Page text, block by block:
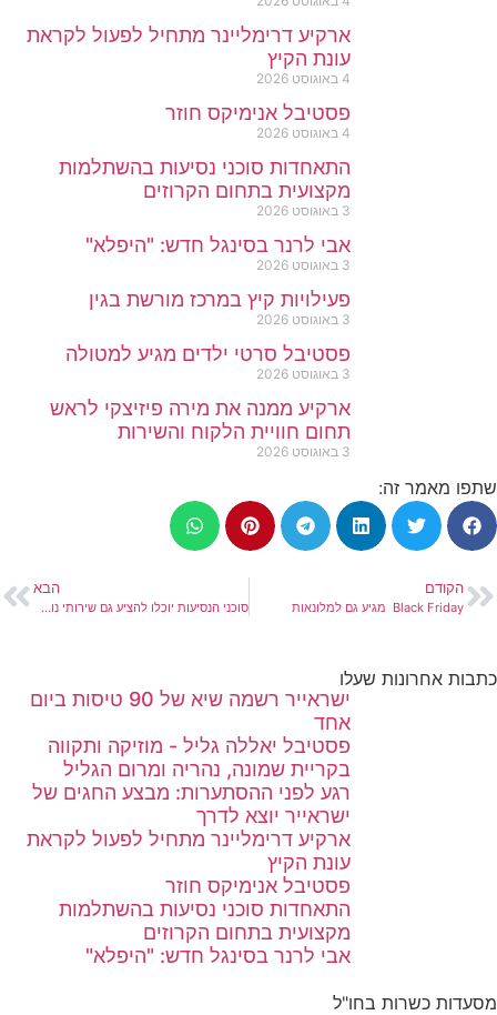
ארקיע דרימליינר מתחיל לפעול לקראת
עונת הקיץ
4 באוגוסט 2026
פסטיבל אנימיקס חוזר
4 באוגוסט 2026
התאחדות סוכני נסיעות בהשתלמות
מקצועית בתחום הקרוזים
3 באוגוסט 2026
אבי לרנר בסינגל חדש: "היפלא"
3 באוגוסט 2026
פעילויות קיץ במרכז מורשת בגין
3 באוגוסט 2026
פסטיבל סרטי ילדים מגיע למטולה
3 באוגוסט 2026
ארקיע ממנה את מירה פיזיצקי לראש
תחום חוויית הלקוח והשירות
3 באוגוסט 2026
שתפו מאמר זה:
הקודם
Black Friday מגיע גם למלונאות
הבא
סוכני הנסיעות יוכלו להציע גם שירותי נופש בחו"ל עם זכות ביטול
כתבות אחרונות שעלו
ישראייר רשמה שיא של 90 טיסות ביום
אחד
פסטיבל יאללה גליל - מוזיקה ותקווה
בקריית שמונה, נהריה ומרום הגליל
רגע לפני ההסתערות: מבצע החגים של
ישראייר יוצא לדרך
ארקיע דרימליינר מתחיל לפעול לקראת
עונת הקיץ
פסטיבל אנימיקס חוזר
התאחדות סוכני נסיעות בהשתלמות
מקצועית בתחום הקרוזים
אבי לרנר בסינגל חדש: "היפלא"
מסעדות כשרות בחו"ל